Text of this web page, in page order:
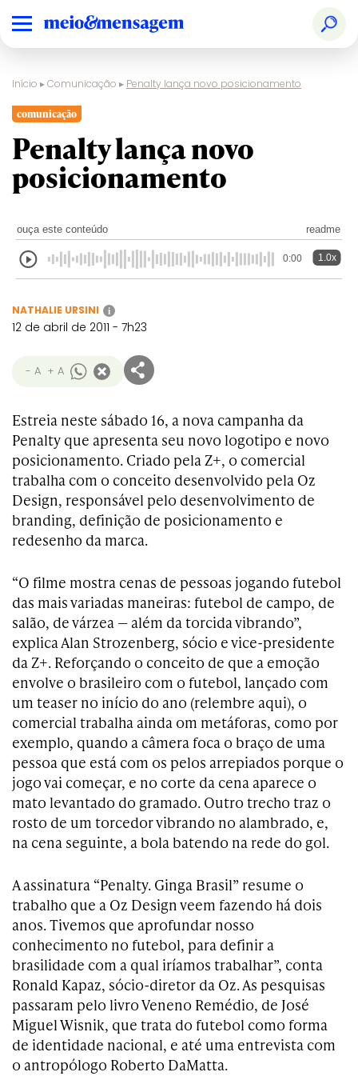
Início ▸Comunicação ▸ Penalty lança novo posicionamento
comunicação
Penalty lança novo
posicionamento
ouça este conteúdo readme
0:00 1.0x
NATHALIE URSINI i
12 de abril de 2011 - 7h23
- A + A
Estreia neste sábado 16, a nova campanha da
Penalty que apresenta seu novo logotipo e novo
posicionamento. Criado pela Z+, o comercial
trabalha com o conceito desenvolvido pela Oz
Design, responsável pelo desenvolvimento de
branding, definição de posicionamento e
redesenho da marca.
“O filme mostra cenas de pessoas jogando futebol
das mais variadas maneiras: futebol de campo, de
salão, de várzea — além da torcida vibrando”,
explica Alan Strozenberg, sócio e vice-presidente
da Z+. Reforçando o conceito de que a emoção
envolve o brasileiro com o futebol, lançado com
um teaser no início do ano (relembre aqui), o
comercial trabalha ainda om metáforas, como por
exemplo, quando a câmera foca o braço de uma
pessoa que está com os pelos arrepiados porque o
jogo vai começar, e no corte da cena aparece o
mato levantado do gramado. Outro trecho traz o
rosto de um torcedor vibrando no alambrado, e,
na cena seguinte, a bola batendo na rede do gol.
A assinatura “Penalty. Ginga Brasil” resume o
trabalho que a Oz Design veem fazendo há dois
anos. Tivemos que aprofundar nosso
conhecimento no futebol, para definir a
brasilidade com a qual iríamos trabalhar”, conta
Ronald Kapaz, sócio-diretor da Oz. As pesquisas
passaram pelo livro Veneno Remédio, de José
Miguel Wisnik, que trata do futebol como forma
de identidade nacional, e até uma entrevista com
o antropólogo Roberto DaMatta.